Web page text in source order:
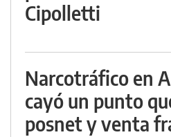
Cipolletti
Narcotráfico en
cayó un punto
posnet y venta